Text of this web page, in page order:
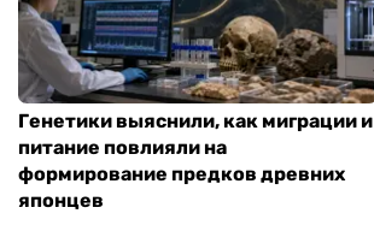
Генетики выяснили, как миграции и
питание повлияли на
формирование предков древних
японцев